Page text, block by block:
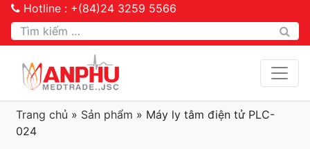
Hotline : +(84)24 3259 5566
Tìm kiếm
Trang chủ » Sản phẩm » Máy ly tâm điện tử PLC-
024